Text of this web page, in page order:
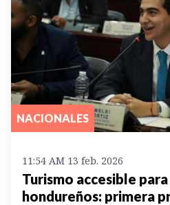
NACIONALES
11:54 AM 13 feb. 2026
Turismo accesible
hondureños: primera